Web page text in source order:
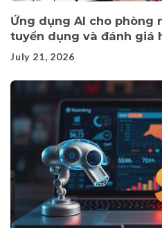
Ứng dụng AI cho phòng
tuyển dụng và đánh giá
July 21, 2026